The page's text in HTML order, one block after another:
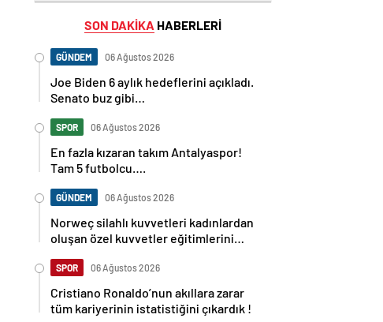
SON DAKİKA HABERLERİ
GÜNDEM 06 Ağustos 2026
Joe Biden 6 aylık hedeflerini açıkladı.
Senato buz gibi…
SPOR 06 Ağustos 2026
En fazla kızaran takım Antalyaspor!
Tam 5 futbolcu….
GÜNDEM 06 Ağustos 2026
Norweç silahlı kuvvetleri kadınlardan
oluşan özel kuvvetler eğitimlerini
SPOR 06 Ağustos 2026
Cristiano Ronaldo’nun akıllara zarar
tüm kariyerinin istatistiğini çıkardık !